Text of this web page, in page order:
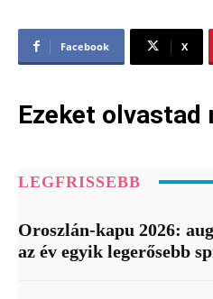
Facebook X
Ezeket olvastad
LEGFRISSEBB
Oroszlán-kapu 2026:
az év egyik legerősebb